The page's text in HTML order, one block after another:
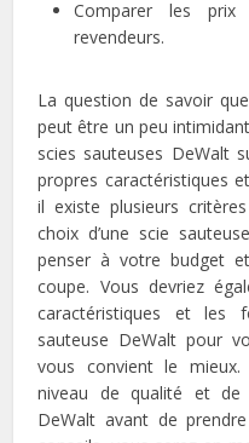
Comparer les
revendeurs.
La question de savoir
peut être un peu
scies sauteuses DeWalt
propres caractéristiques
il existe plusieurs
choix d’une scie
penser à votre budget
coupe. Vous devriez
caractéristiques et les
sauteuse DeWalt pour
vous convient le
niveau de qualité et de
DeWalt avant de